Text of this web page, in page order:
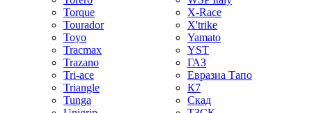
Torque
Tourador
Toyo
Tracmax
Trazano
Tri-ace
Triangle
Tunga
X-Race
X'trike
Yamato
YST
ГАЗ
Евразиа Тапо
К7
Скад